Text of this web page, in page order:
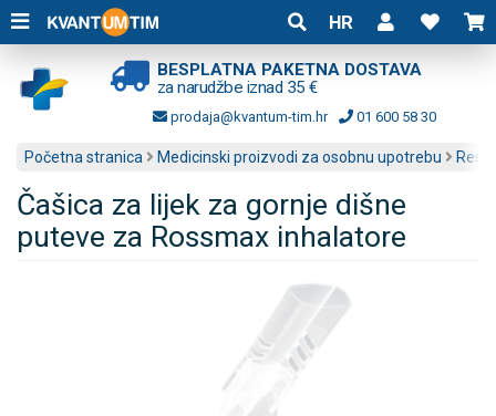
HR
BESPLATNA PAKETNA DOSTAVA
za narudžbe iznad 35 €
prodaja@kvantum-tim.hr 01 600 58 30
Početna stranica Medicinski proizvodi za osobnu upotrebu
Čašica za lijek za gornje dišne
puteve za Rossmax inhalatore